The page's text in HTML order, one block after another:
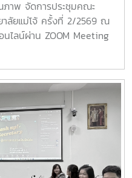
าพ จัดการประชุมคณะ
ลัยแม่โจ้ ครั้งที่ 2/2569 ณ
นไลน์ผ่าน ZOOM Meeting
วมให้ข้อมูลและแลกเปลี่ยน
พสู่ความเป็นเลิศตามเกณฑ์
การเตรียมความพร้อมใน
กษาทั้งในระดับหลักสูตรและ
อมูลต่อการพิจารณาเลือก
องมหาวิทยาลัยในปี 2572#
ประชุมคณะกรรมการประกัน
MJU